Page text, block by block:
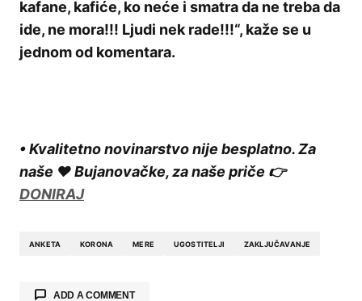
kafane, kafiće, ko neće i smatra da ne treba da
ide, ne mora!!! Ljudi nek rade!!!“, kaže se u
jednom od komentara.
• Kvalitetno novinarstvo nije besplatno. Za
naše ❤️ Bujanovačke, za naše priče 👉
DONIRAJ
ANKETA KORONA MERE UGOSTITELJI ZAKLJUČAVANJE
ADD A COMMENT